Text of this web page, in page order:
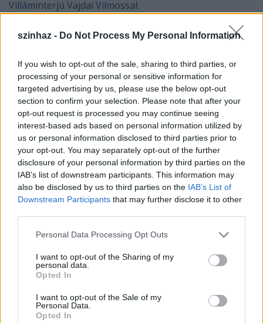
szinhaz - Do Not Process My Personal Information
If you wish to opt-out of the sale, sharing to third parties, or
processing of your personal or sensitive information for
targeted advertising by us, please use the below opt-out
section to confirm your selection. Please note that after your
opt-out request is processed you may continue seeing
interest-based ads based on personal information utilized by
us or personal information disclosed to third parties prior to
your opt-out. You may separately opt-out of the further
disclosure of your personal information by third parties on the
IAB’s list of downstream participants. This information may
also be disclosed by us to third parties on the IAB’s List of
Downstream Participants that may further disclose it to other
Please note that this website/app uses one or more Google
not limited to your visit or usage behaviour. You may click to
grant or deny consent to Google and its third-party tags to
use your data for below specified purposes in below Google
consent section.
Personal Data Processing Opt Outs
I want to opt-out of the Sharing of my
personal data.
Opted In
I want to opt-out of the Sale of my
Personal Data.
Opted In
Villáminterjú Vajdai Vilmossal:
társulati létben van. Hogyan alakult az elmúlt
évadban a TÁP Színház “mikroklímája”?
Nagyon szerettem ezt az évadot, ami elsősorban az
elmúlt két évben kialakult társaságnak – Laboda
Kornélnak, Fekete Ádámnak, Egger Gézának,
Hajmási Petinek, Sándor Julinak és még
sorolhatnám, hogy kiknek – köszönhető. Nagyon jó
velük dolgozni és ez látszik a varieték minőségén is.
Persze, továbbra is fennáll az egyeztetési probléma,
hiszen mindenki ezer helyen dolgozik, hogy
megéljen. Az utóbbi időben úgy alakult, hogy
viszonylag pénz nélkül hozunk létre produkciókat,
ami azonban azt is jelenti, hogy senki nem a pénz
gondolkodni.
A csapatból adódik az is, hogy egyre nagyobb